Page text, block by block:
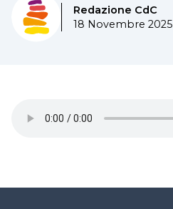
Redazione CdC
18 Novembre 2025